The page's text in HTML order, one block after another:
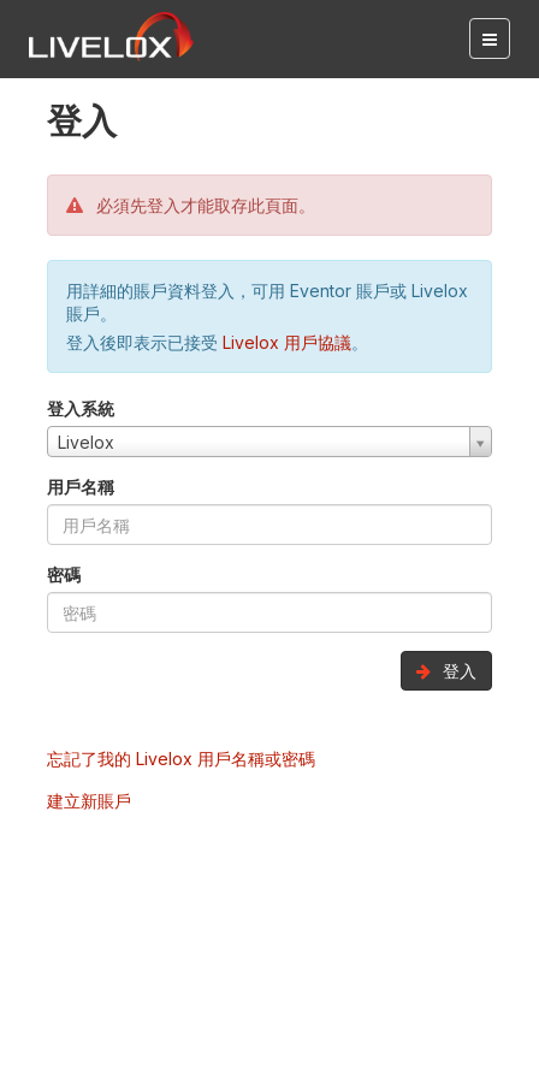
登入
必須先登入才能取存此頁面。
用詳細的賬戶資料登入，可用 Eventor 賬戶或 Livelox
賬戶。
登入後即表示已接受 Livelox 用戶協議。
登入系統
Livelox
用戶名稱
密碼
登入
忘記了我的 Livelox 用戶名稱或密碼
建立新賬戶